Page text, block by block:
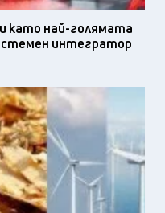
като най-голямата
интегратор